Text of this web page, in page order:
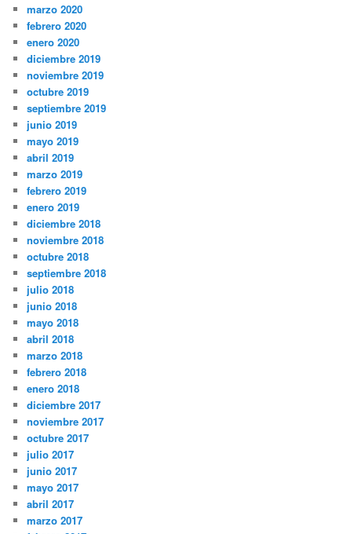
marzo 2020
febrero 2020
enero 2020
diciembre 2019
noviembre 2019
octubre 2019
septiembre 2019
junio 2019
mayo 2019
abril 2019
marzo 2019
febrero 2019
enero 2019
diciembre 2018
noviembre 2018
octubre 2018
septiembre 2018
julio 2018
junio 2018
mayo 2018
abril 2018
marzo 2018
febrero 2018
enero 2018
diciembre 2017
noviembre 2017
octubre 2017
julio 2017
junio 2017
mayo 2017
abril 2017
marzo 2017